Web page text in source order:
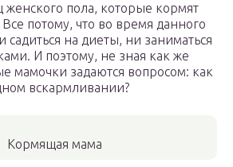
женского пола, которые кормят
потому, что во время данного
садиться на диеты, ни заниматься
И поэтому, не зная как же
мамочки задаются вопросом: как
вскармливании?
Кормящая мама